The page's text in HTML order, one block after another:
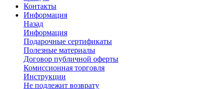
Контакты
Информация
Назад
Информация
Подарочные сертификаты
Полезные материалы
Договор публичной оферты
Комиссионная торговля
Инструкции
Не подлежит возврату